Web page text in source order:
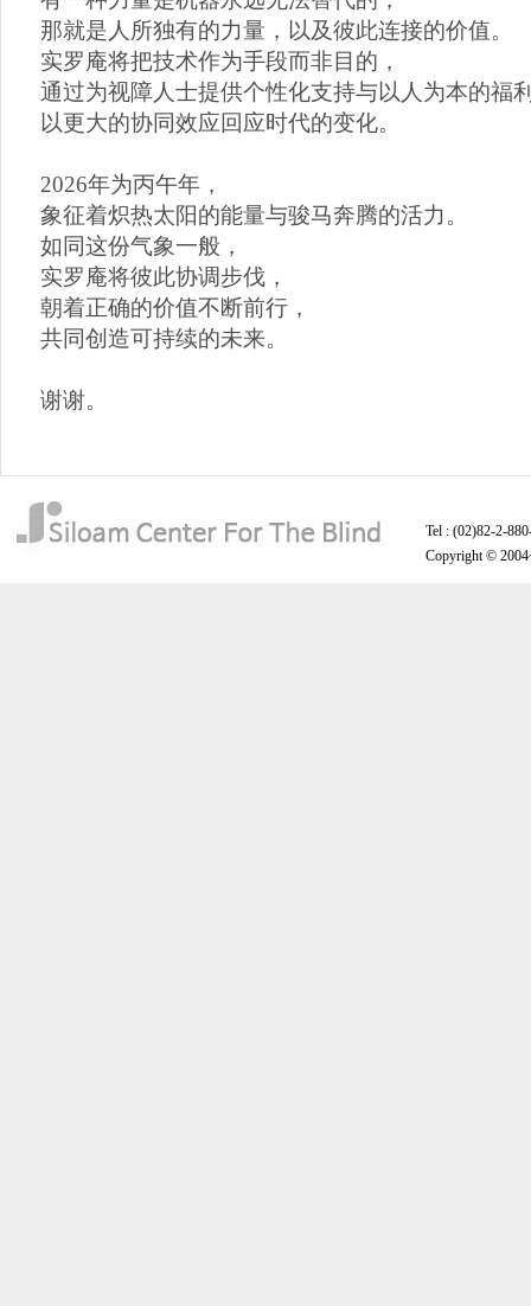
那就是人所独有的力量，以及彼此连接的价值。
实罗庵将把技术作为手段而非目的，
通过为视障人士提供个性化支持与以人为本的福
以更大的协同效应回应时代的变化。
2026年为丙午年，
象征着炽热太阳的能量与骏马奔腾的活力。
如同这份气象一般，
实罗庵将彼此协调步伐，
朝着正确的价值不断前行，
共同创造可持续的未来。
谢谢。
Tel : (02)82-2-
Copyright ©